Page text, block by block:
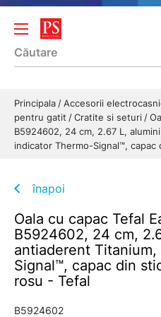
Principala Accesorii
pentru gatit
Cratite si seturi
B5924602, 24 cm, 2.67 L,
indicator Thermo-Signal™,
înapoi
Oala cu capac Tefal
B5924602, 24 cm,
antiaderent
Signal™, capac din
rosu - Tefal
B5924602